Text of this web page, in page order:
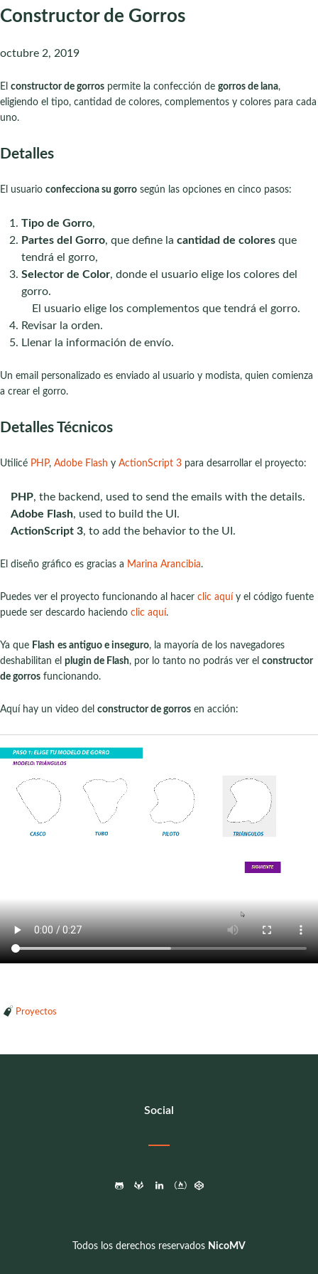
Constructor de Gorros
octubre 2, 2019
El constructor de gorros permite la confección de gorros de lana,
eligiendo el tipo, cantidad de colores, complementos y colores para cada
uno.
Detalles
El usuario confecciona su gorro según las opciones en cinco pasos:
Tipo de Gorro,
Partes del Gorro, que define la cantidad de colores que
tendrá el gorro,
Selector de Color, donde el usuario elige los colores del
gorro.
El usuario elige los complementos que tendrá el gorro.
Revisar la orden.
Llenar la información de envío.
Un email personalizado es enviado al usuario y modista, quien comienza
a crear el gorro.
Detalles Técnicos
Utilicé PHP, Adobe Flash y ActionScript 3 para desarrollar el proyecto:
PHP, the backend, used to send the emails with the details.
Adobe Flash, used to build the UI.
ActionScript 3, to add the behavior to the UI.
El diseño gráfico es gracias a Marina Arancibia.
Puedes ver el proyecto funcionando al hacer clic aquí y el código fuente
puede ser descardo haciendo clic aquí.
Ya que Flash es antiguo e inseguro, la mayoría de los navegadores
deshabilitan el plugin de Flash, por lo tanto no podrás ver el constructor
de gorros funcionando.
Aquí hay un video del constructor de gorros en acción:
Proyectos
Social
Todos los derechos reservados NicoMV